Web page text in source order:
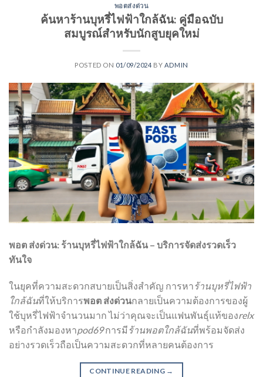
พอตส่งด่วน
ค้นหาร้านบุหรี่ไฟฟ้าใกล้ฉัน: คู่มือฉบับ
สมบูรณ์สำหรับนักสูบยุคใหม่
POSTED ON 01/09/2024 BY ADMIN
พอต ส่งด่วน: ร้านบุหรี่ไฟฟ้าใกล้ฉัน – บริการจัดส่งรวดเร็ว
ทันใจ
ในยุคที่ความสะดวกสบายเป็นสิ่งสำคัญ การหาร้านบุหรี่ไฟฟ้า
ใกล้ฉันที่ให้บริการพอต ส่งด่วนกลายเป็นความต้องการของผู้
ใช้บุหรี่ไฟฟ้าจำนวนมาก ไม่ว่าคุณจะเป็นแฟนพันธุ์แท้ของrelx
หรือกำลังมองหาpod69การมีร้านพอตใกล้ฉันที่พร้อมจัดส่ง
อย่างรวดเร็วถือเป็นความสะดวกที่หลายคนต้องการ
CONTINUE READING →